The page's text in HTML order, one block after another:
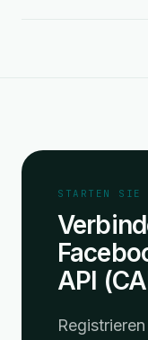
STARTEN SIE
API